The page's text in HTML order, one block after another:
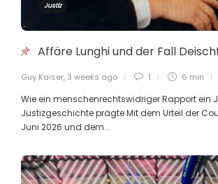
De Xavier Bettel
Senegal
ewech
Guy Kaiser, 5 months ago
Ex -Mudam-
Lunghi und Ehefrau
Justiz
Affäre Lunghi und der Fall
Guy Kaiser, 3 weeks ago 1 6 min
Wie ein menschenrechtswidriger Rapport ein
Justizgeschichte prägte Mit dem Urteil der
Juni 2026 und dem...